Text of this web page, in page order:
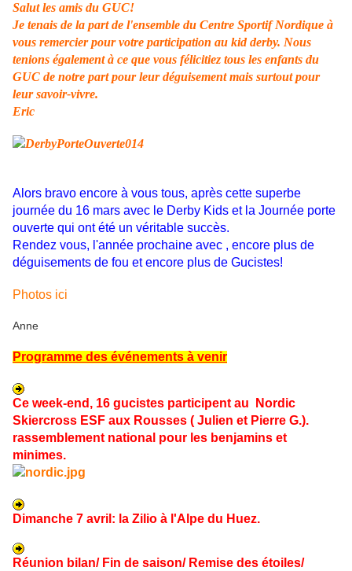
Salut les amis du GUC!
Je tenais de la part de l'ensemble du Centre Sportif Nordique à
vous remercier pour votre participation au kid derby. Nous
tenions également à ce que vous félicitiez tous les enfants du
GUC de notre part pour leur déguisement mais surtout pour
leur savoir-vivre.
Eric
Alors bravo encore à vous tous, après cette superbe
journée du 16 mars avec le Derby Kids et la Journée porte
ouverte qui ont été un véritable succès.
Rendez vous, l'année prochaine avec , encore plus de
déguisements de fou et encore plus de Gucistes!
Photos ici
Anne
Programme des événements à venir
Ce week-end, 16 gucistes participent au
Nordic
Skiercross ESF aux Rousses ( Julien et Pierre G.).
rassemblement national pour les benjamins et
minimes.
Dimanche 7 avril: la Zilio à l'Alpe du Huez.
Réunion bilan/ Fin de saison/ Remise des étoiles/